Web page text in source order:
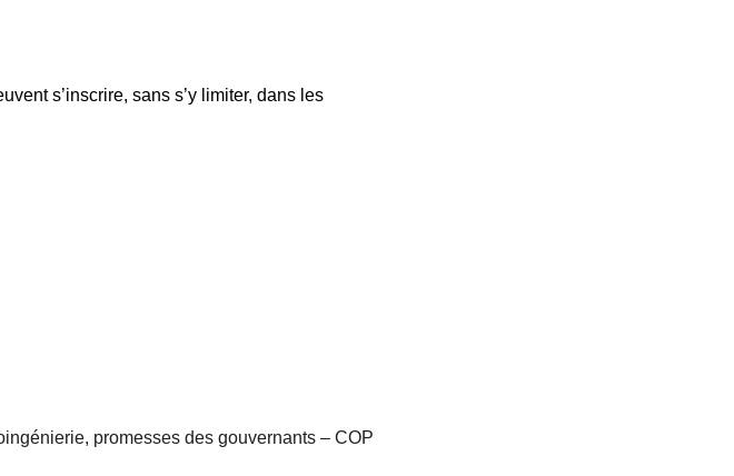
s’inscrire, sans s’y limiter, dans les
promesses des gouvernants – COP